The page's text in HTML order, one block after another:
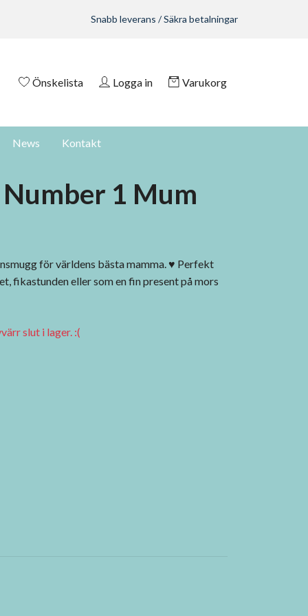
Snabb leverans / Säkra betalningar
Önskelista Logga in Varukorg
News Kontakt
1 Mum
för världens bästa mamma. ♥ Perfekt
fikastunden eller som en fin present på mors
slut i lager. :(